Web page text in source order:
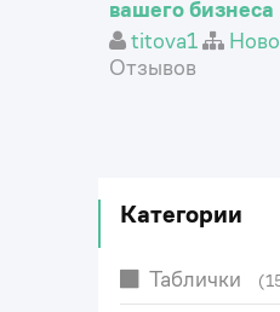
вашего бизнеса
titova1
Отзывов
Категории
Таблички